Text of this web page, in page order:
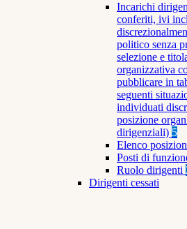
Incarichi
conferiti, ivi
politico senza
selezione e
organizzativa
pubblicare in
seguenti
individuati
posizione
dirigenziali) 5
Elenco
Posti di
Ruolo dirigenti
Dirigenti cessati